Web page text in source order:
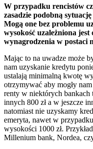
W przypadku rencistów
zasadzie podobną
Mogą one bez problemu
wysokość uzależniona
wynagrodzenia w postaci
Mając to na uwadze może
nam uzyskanie kredytu
ustalają minimalną kwotę
otrzymywać aby mogły
renty w niektórych bankach
innych 800 zł a w jeszcze
natomiast nie uzyskamy
emeryta, nawet w
wysokości 1000 zł.
Millenium bank, Nordea,